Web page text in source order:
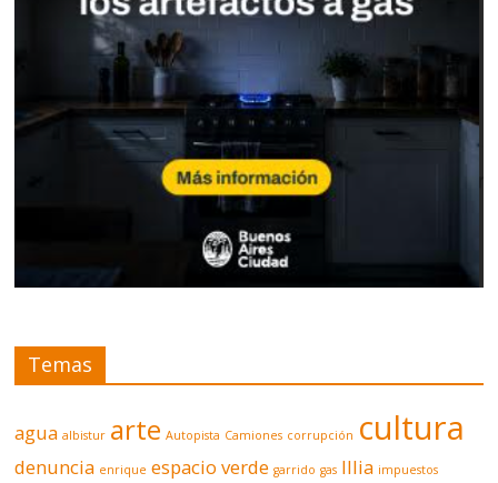
Temas
agua albistur arte Autopista Camiones corrupción cultura
denuncia enrique espacio verde garrido gas Illia impuestos